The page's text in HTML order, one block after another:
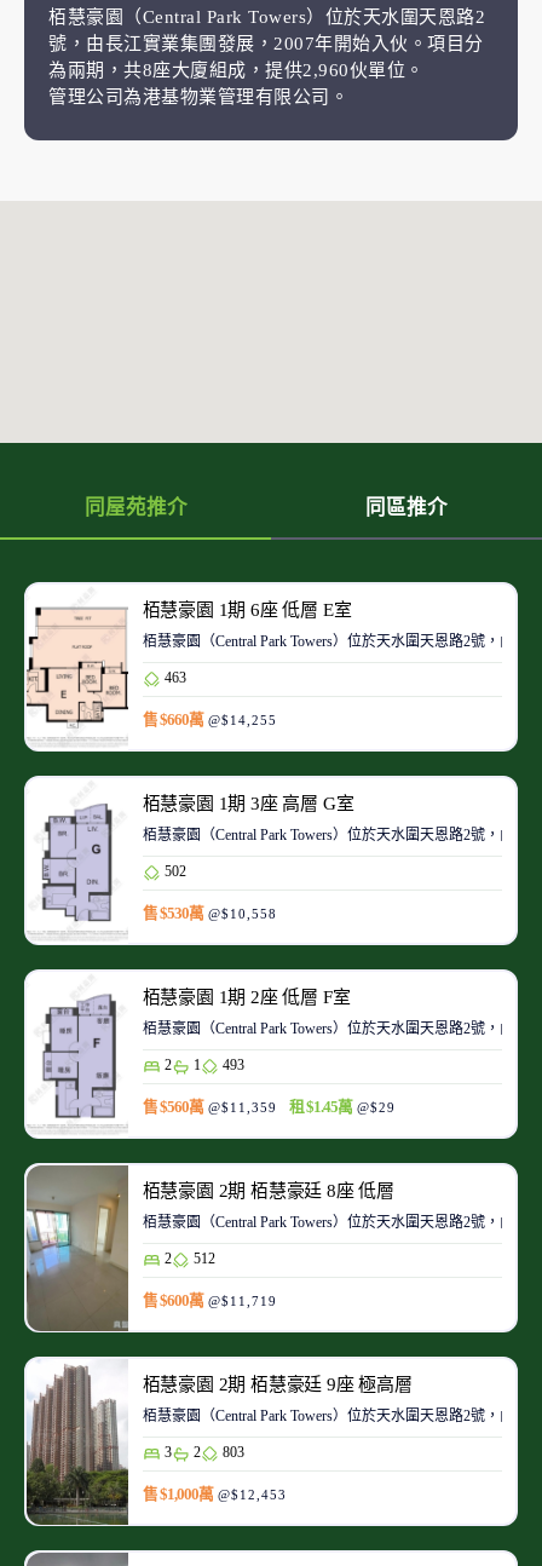
栢慧豪園（Central Park Towers）位於天水圍天恩路2
號，由長江實業集團發展，2007年開始入伙。項目分
為兩期，共8座大廈組成，提供2,960伙單位。
管理公司為港基物業管理有限公司。
同屋苑推介 同區推介
栢慧豪園 1期 6座 低層 E室
栢慧豪園（Central Park Towers）位於天水圍天恩路2號，由
463
售 $660萬 @$14,255
栢慧豪園 1期 3座 高層 G室
栢慧豪園（Central Park Towers）位於天水圍天恩路2號，由
502
售 $530萬 @$10,558
栢慧豪園 1期 2座 低層 F室
栢慧豪園（Central Park Towers）位於天水圍天恩路2號，由
2 1 493
售 $560萬 @$11,359 租 $1.45萬 @$29
栢慧豪園 2期 栢慧豪廷 8座 低層
栢慧豪園（Central Park Towers）位於天水圍天恩路2號，由
2 512
售 $600萬 @$11,719
栢慧豪園 2期 栢慧豪廷 9座 極高層
栢慧豪園（Central Park Towers）位於天水圍天恩路2號，由
3 2 803
售 $1,000萬 @$12,453